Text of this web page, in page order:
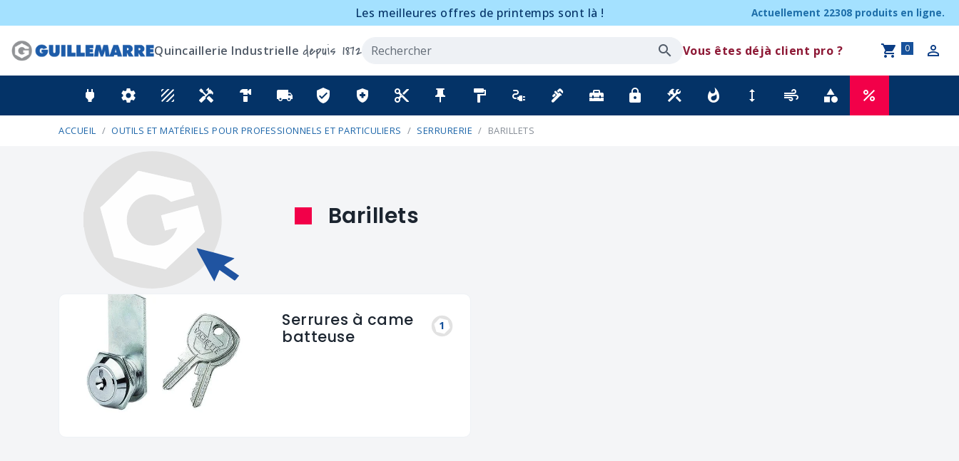
Les meilleures offres de printemps sont là ! Actuellement 22308 produits en ligne.
Quincaillerie Industrielle depuis 1872 Vous êtes déjà client pro ?
power settings texture handyman hardware local_shipping verified_user health_and_safety content_cut push_pin format_paint electrical_services plumbing home_repair_service lock construction whatshot height air category percent
0
ACCUEIL OUTILS ET MATÉRIELS POUR PROFESSIONNELS ET PARTICULIERS SERRURERIE BARILLETS
Barillets
Serrures à came
batteuse
1